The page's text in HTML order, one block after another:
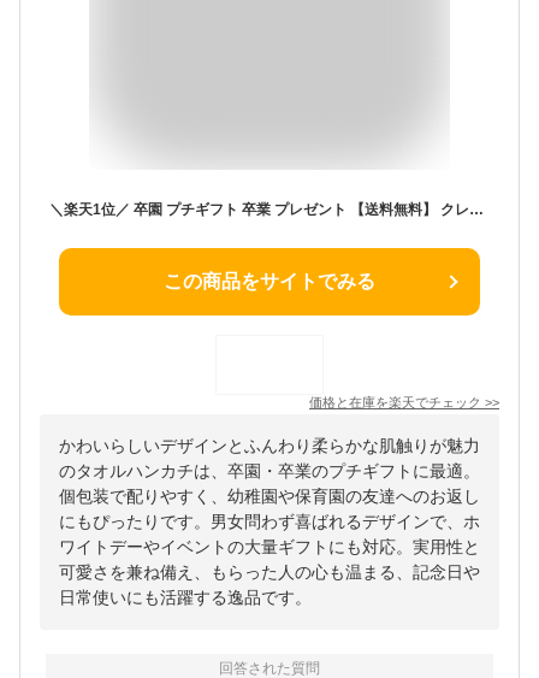
＼楽天1位／ 卒園 プチギフト 卒業 プレゼント 【送料無料】 クレパスタオル タオルハンカチ タオル プチギフト 子供 ハンカチ タオル 幼稚園 保育園 男の子 女の子 ホワイトデー お返し お菓子 個包装 子供 義理 大量 子
この商品をサイトでみる
価格と在庫を楽天でチェック >>
かわいらしいデザインとふんわり柔らかな肌触りが魅力
のタオルハンカチは、卒園・卒業のプチギフトに最適。
個包装で配りやすく、幼稚園や保育園の友達へのお返し
にもぴったりです。男女問わず喜ばれるデザインで、ホ
ワイトデーやイベントの大量ギフトにも対応。実用性と
可愛さを兼ね備え、もらった人の心も温まる、記念日や
日常使いにも活躍する逸品です。
回答された質問